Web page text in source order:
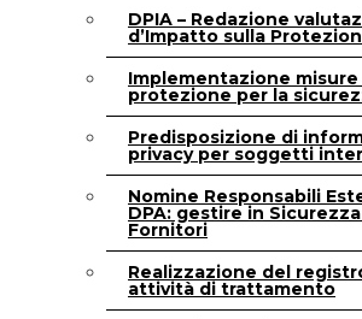
DPIA – Redazione
d’Impatto sulla
Implementazione misure
protezione per la
Predisposizione di
privacy per soggetti
Nomine Responsabili
DPA: gestire in
Fornitori
Realizzazione del
attività di trattamento